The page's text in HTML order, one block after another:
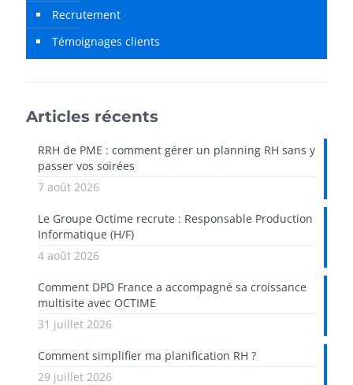
Recrutement
Témoignages clients
Articles récents
RRH de PME : comment gérer un planning RH sans y
passer vos soirées
7 août 2026
Le Groupe Octime recrute : Responsable Production
Informatique (H/F)
4 août 2026
Comment DPD France a accompagné sa croissance
multisite avec OCTIME
31 juillet 2026
Comment simplifier ma planification RH ?
29 juillet 2026